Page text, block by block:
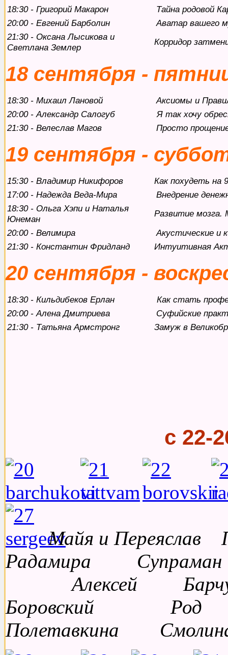
18:30 - Григорий Макарон
Тaйна родовой
20:00 - Евгений Барболин
Аватар вашего
21:30 - Оксана Лысикова и
Светлана Землер
Корридор
18 сентября -
18:30 - Михаил Лановой
Аксиомы и
20:00 - Александр Салогуб
Я так хочу
21:30 - Велеслав Магов
Просто
19 сентября -
15:30 - Владимир Никифоров
Как похудеть на
17:00 - Надежда Веда-Мира
Внедрение
18:30 - Ольга Хэпи и Наталья
Юнеман
Развитие мозга.
20:00 - Велимира
Акустические и
21:30 - Константин Фридланд
Интуитивная
20 сентября -
18:30 - Кильдибеков Ерлан
Как стать
20:00 - Алена Дмитриева
Суфийские
21:30 - Татьяна Армстронг
Замуж в
с 22-
Майя и
Радамира
Алексей
Полетавкина